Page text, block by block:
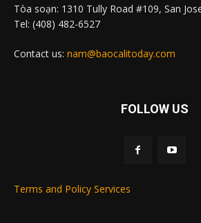
Tòa soạn: 1310 Tully Road #109, San
Tel: (408) 482-6527
Contact us: nam@baocalitoday.com
FOLLOW US
Terms and Policy Services